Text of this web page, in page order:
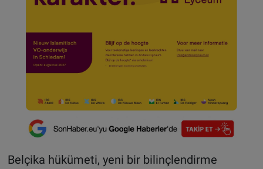
Belçika hükümeti, yeni bir bilinçlendirme